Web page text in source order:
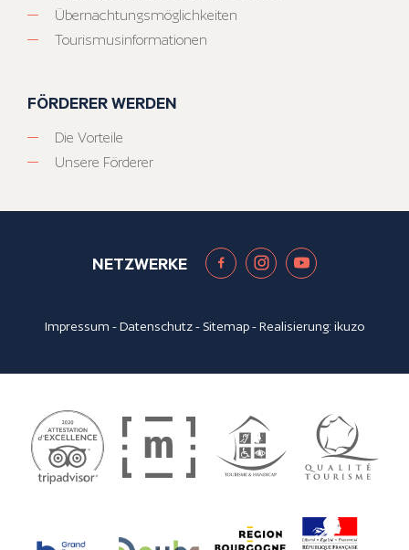
Übernachtungsmöglichkeiten
Tourismusinformationen
FÖRDERER WERDEN
Die Vorteile
Unsere Förderer
NETZWERKE
Impressum -Datenschutz- Sitemap- Realisierung:ikuzo